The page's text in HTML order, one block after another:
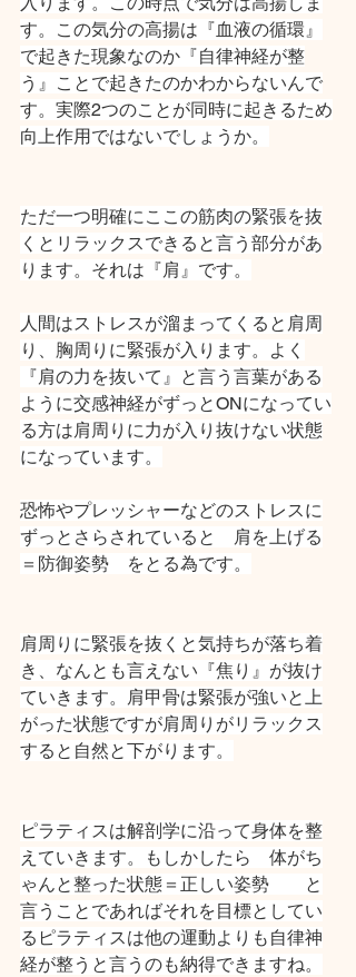
す。この気分の高揚は『血液の循環』
で起きた現象なのか『自律神経が整
う』ことで起きたのかわからないんで
す。実際2つのことが同時に起きるため
向上作用ではないでしょうか。
ただ一つ明確にここの筋肉の緊張を抜
くとリラックスできると言う部分があ
ります。それは『肩』です。
人間はストレスが溜まってくると肩周
り、胸周りに緊張が入ります。よく
『肩の力を抜いて』と言う言葉がある
ように交感神経がずっとONになってい
る方は肩周りに力が入り抜けない状態
になっています。
恐怖やプレッシャーなどのストレスに
ずっとさらされていると　肩を上げる
＝防御姿勢　をとる為です。
肩周りに緊張を抜くと気持ちが落ち着
き、なんとも言えない『焦り』が抜け
ていきます。肩甲骨は緊張が強いと上
がった状態ですが肩周りがリラックス
すると自然と下がります。
ピラティスは解剖学に沿って身体を整
えていきます。もしかしたら　体がち
ゃんと整った状態＝正しい姿勢　　と
言うことであればそれを目標としてい
るピラティスは他の運動よりも自律神
経が整うと言うのも納得できますね。